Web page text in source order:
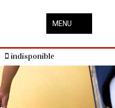
MENU
indisponible